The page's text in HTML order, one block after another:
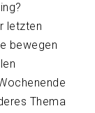
letzten
bewegen
Thema